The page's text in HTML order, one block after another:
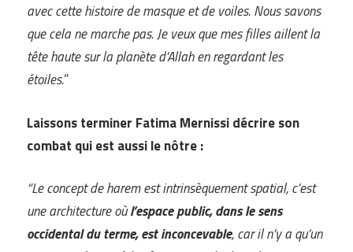
avec cette histoire de masque et de voiles. Nous savons
que cela ne marche pas. Je veux que mes filles aillent la
tête haute sur la planète d’Allah en regardant les
étoiles.”
Laissons terminer Fatima Mernissi décrire son
combat qui est aussi le nôtre :
“Le concept de harem est intrinsèquement spatial, c’est
une architecture oùl’espace public, dans le sens
occidental du terme, est inconcevable, car il n’y a qu’un